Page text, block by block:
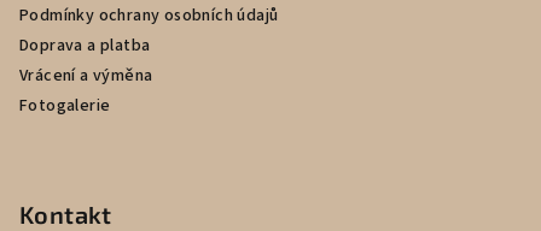
Podmínky ochrany osobních údajů
Doprava a platba
Vrácení a výměna
Fotogalerie
Kontakt